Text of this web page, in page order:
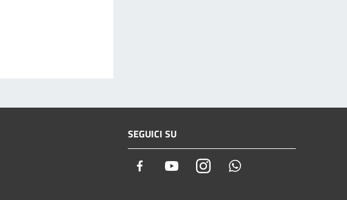
SEGUICI SU
Facebook YoutubeInstagram